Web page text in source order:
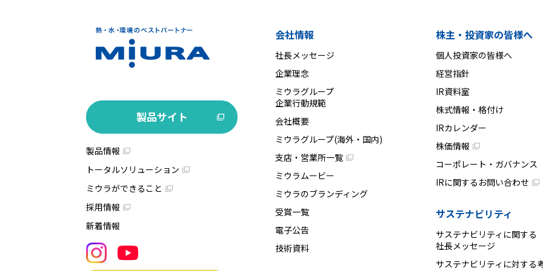
製品サイト
製品情報
トータルソリューション
ミウラができること
採用情報
新着情報
会社情報
社長メッセージ
企業理念
ミウラグループ
企業行動規範
会社概要
ミウラグループ(海外・国内)
支店・営業所一覧
ミウラムービー
ミウラのブランディング
受賞一覧
電子公告
技術資料
株主・投資家の皆様へ
個人投資家の皆様へ
経営指針
IR資料室
株式情報・格付け
IRカレンダー
株価情報
コーポレート・ガバナンス
IRに関するお問い合わせ
サステナビリティ
サステナビリティに関する
社長メッセージ
サステナビリティに対する